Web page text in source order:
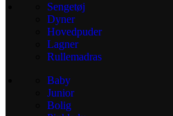
Sengetøj
Dyner
Hovedpuder
Lagner
Rullemadras
Baby
Junior
Bolig